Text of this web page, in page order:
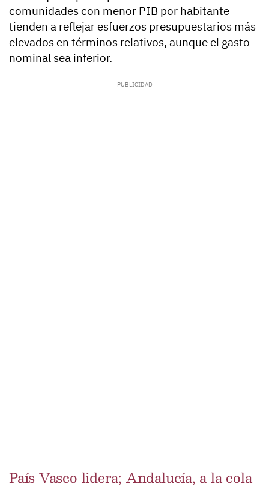
comunidades con menor PIB por habitante
tienden a reflejar esfuerzos presupuestarios más
elevados en términos relativos, aunque el gasto
nominal sea inferior.
País Vasco lidera; Andalucía, a la cola